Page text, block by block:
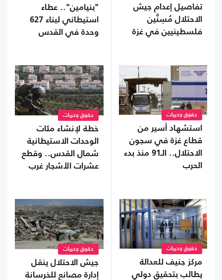
تفاصيل إعدام جيش
الاحتلال مُسِنَّين
فلسطينيين في غزة
"بنيامين".. عطاء
استيطاني لبناء 627
وحدة في القدس
حقوق وحريات
استشهاد أسير من
قطاع غزة في سجون
الاحتلال.. الـ91 منذ بدء
الحرب
حقوق وحريات
خطة لإنشاء مئات
الوحدات الاستيطانية
شمال القدس.. وقطع
عشرات الأشجار غرب
حقوق وحريات
مركز جنيف للعدالة
يطالب بتحقيقٍ دولي
حقوق وحريات
جيش الاحتلال ينقل
إدارة مصانع للخرسانة